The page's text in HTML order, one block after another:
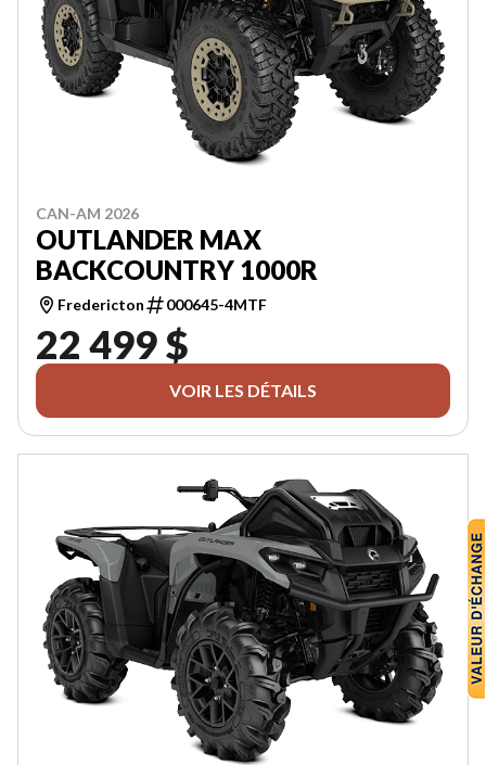
CAN-AM 2026
OUTLANDER MAX
BACKCOUNTRY 1000R
Fredericton 000645-4MTF
22 499 $
VOIR LES DÉTAILS